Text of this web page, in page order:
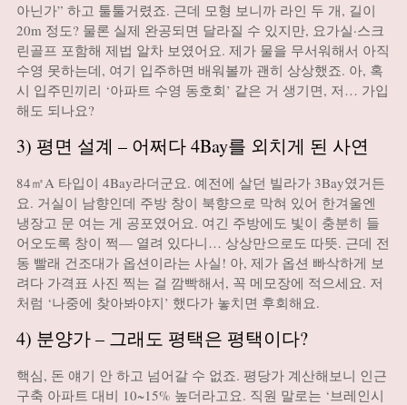
아닌가” 하고 툴툴거렸죠. 근데 모형 보니까 라인 두 개, 길이
20m 정도? 물론 실제 완공되면 달라질 수 있지만, 요가실·스크
린골프 포함해 제법 알차 보였어요. 제가 물을 무서워해서 아직
수영 못하는데, 여기 입주하면 배워볼까 괜히 상상했죠. 아, 혹
시 입주민끼리 ‘아파트 수영 동호회’ 같은 거 생기면, 저… 가입
해도 되나요?
3) 평면 설계 – 어쩌다 4Bay를 외치게 된 사연
84㎡A 타입이 4Bay라더군요. 예전에 살던 빌라가 3Bay였거든
요. 거실이 남향인데 주방 창이 북향으로 막혀 있어 한겨울엔
냉장고 문 여는 게 공포였어요. 여긴 주방에도 빛이 충분히 들
어오도록 창이 쩍— 열려 있다니… 상상만으로도 따뜻. 근데 전
동 빨래 건조대가 옵션이라는 사실! 아, 제가 옵션 빠삭하게 보
려다 가격표 사진 찍는 걸 깜빡해서, 꼭 메모장에 적으세요. 저
처럼 ‘나중에 찾아봐야지’ 했다가 놓치면 후회해요.
4) 분양가 – 그래도 평택은 평택이다?
핵심, 돈 얘기 안 하고 넘어갈 수 없죠. 평당가 계산해보니 인근
구축 아파트 대비 10~15% 높더라고요. 직원 말로는 ‘브레인시